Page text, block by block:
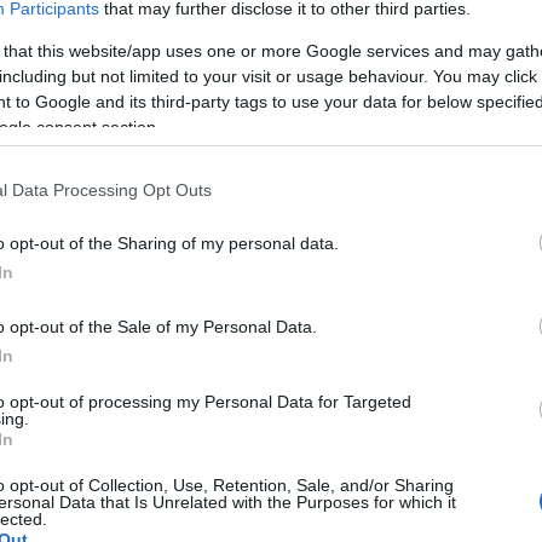
Participants that may further disclose it to other third parties.
that this website/app uses one or more Google services and may
but not limited to your visit or usage behaviour. You may
to Google and its third-party tags to use your data for below
consent section.
Data Processing Opt Outs
opt-out of the Sharing of my personal data.
opt-out of the Sale of my Personal Data.
opt-out of processing my Personal Data for Targeted
opt-out of Collection, Use, Retention, Sale, and/or Sharing
Data that Is Unrelated with the Purposes for which it
ellen.
ennek ellenére új pénzcsatornákat nyit
és teljes elhatárolódást követelne a
adminisztratív döntés. Ez egy politikai
– állapítja meg a német zsidó portál.
A terroristákat
mindegy, milyen számlákra folyik be